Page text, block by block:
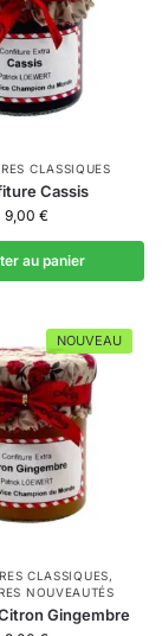
CLASSIQUES
Cassis
9,00 €
au panier
NOUVEAU
CLASSIQUES,
NOUVEAUTÉS
Gingembre